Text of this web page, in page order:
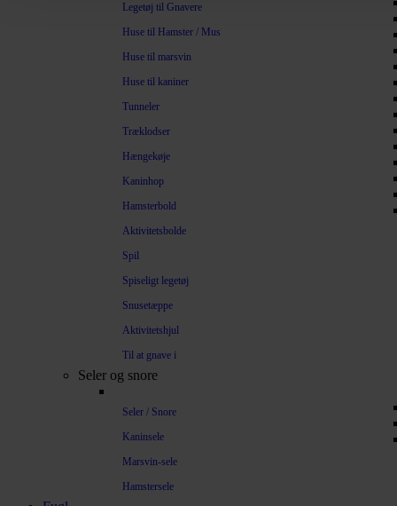
Legetøj til Gnavere
Huse til Hamster / Mus
Huse til marsvin
Huse til kaniner
Tunneler
Træklodser
Hængekøje
Kaninhop
Hamsterbold
Aktivitetsbolde
Spil
Spiseligt legetøj
Snusetæppe
Aktivitetshjul
Til at gnave i
Seler og snore
Seler / Snore
Kaninsele
Marsvin-sele
Hamstersele